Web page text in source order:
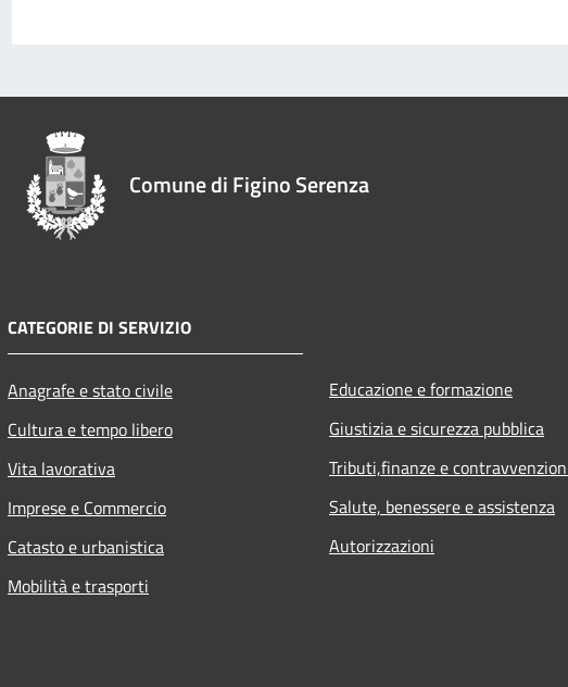
Comune di Figino Serenza
CATEGORIE DI SERVIZIO
Anagrafe e stato civile
Cultura e tempo libero
Vita lavorativa
Imprese e Commercio
Catasto e urbanistica
Mobilità e trasporti
Educazione e formazione
Giustizia e sicurezza pubblica
Tributi,finanze e
Salute, benessere e assistenza
Autorizzazioni